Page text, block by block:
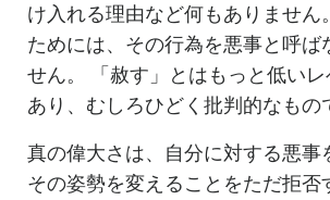
け入れる理由など何もありません
ためには、その行為を悪事と呼ば
せん。 「赦す」とはもっと低い
あり、むしろひどく批判的なもの
真の偉大さは、自分に対する悪事
その姿勢を変えることをただ拒否